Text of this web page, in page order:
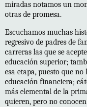
miradas notamos un
otras de promesa.
Escuchamos muchas
regresivo de padres de
carreras las que se
educación superior;
esa etapa, puesto que
educación financiera;
más elemental de la
quieren, pero no